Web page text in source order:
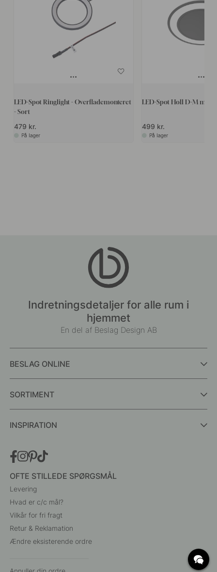
LED-Spot Ringlight - Overflademonteret
- Sort
479 kr.
På lager
LED-Spot Holl D-M med
499 kr.
På lager
Indretningsdetaljer for alle rum i
hjemmet
En del af Beslag Design AB
BESLAG ONLINE
SORTIMENT
INSPIRATION
OFTE STILLEDE SPØRGSMÅL
Levering
Hvad er c/c mål?
Vilkår for fri fragt
Retur & Reklamation
Ændre eksisterende ordre